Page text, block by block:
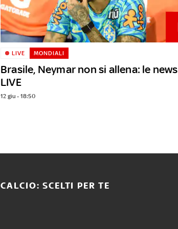
Brasile, Neymar non si allena: le news
LIVE
LIVE MONDIALI
12 giu - 18:50
CALCIO: SCELTI PER TE